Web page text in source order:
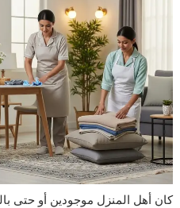
كان أهل المنزل موجودين أو حتى